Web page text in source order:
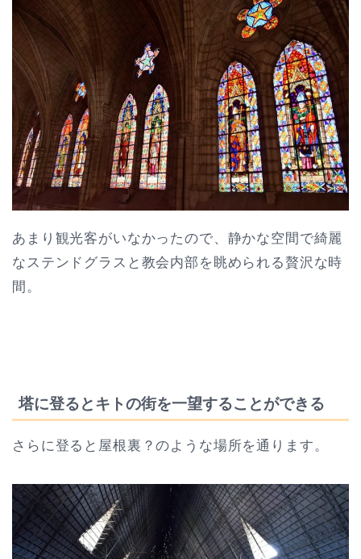
あまり観光客がいなかったので、静かな空間で綺麗
なステンドグラスと教会内部を眺められる贅沢な時
間。
塔に登るとキトの街を一望することができる
さらに登ると屋根裏？のような場所を通ります。